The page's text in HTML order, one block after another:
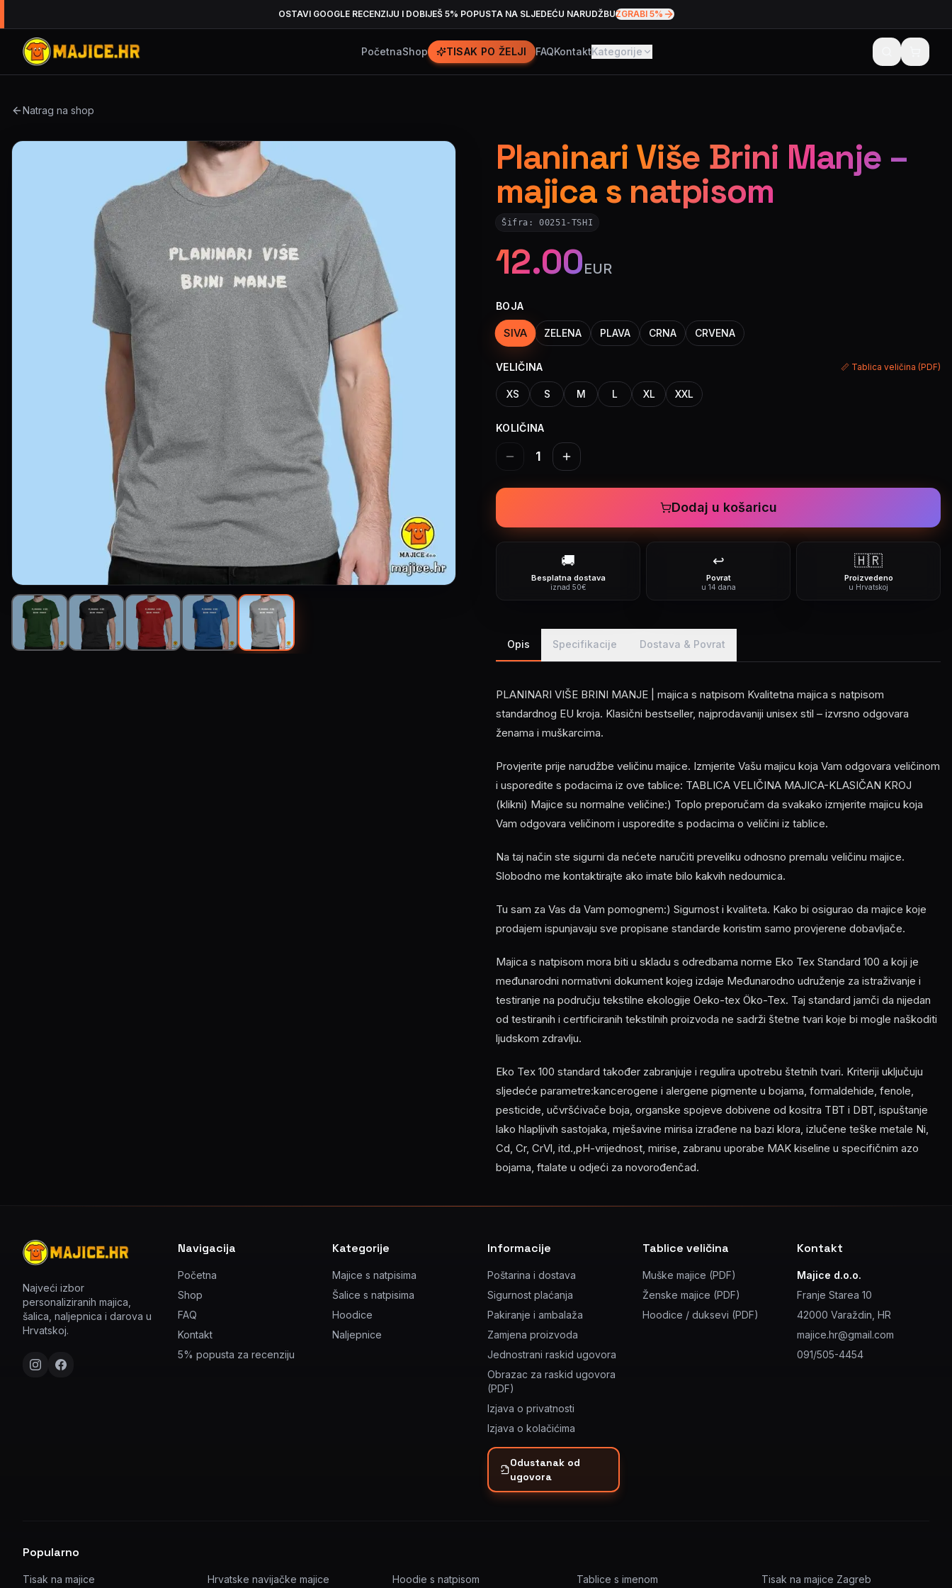
OSTAVI GOOGLE RECENZIJU I DOBIJEŠ 5% POPUSTA NA SLJEDEĆU NARUDŽBUZGRABI 5%
PočetnaShop TISAK PO ŽELJI FAQKontaktKategorije
Natrag na shop
Planinari Više Brini Manje –
majica s natpisom
Šifra:00251-TSHI
12.00EUR
BOJA
SIVA ZELENA PLAVA CRNA CRVENA
VELIČINA 📏 Tablica veličina (PDF)
XS S M L XL XXL
KOLIČINA
1
Dodaj u košaricu
🚚
Besplatna dostava
iznad 50€
↩️
Povrat
u 14 dana
🇭🇷
Proizvedeno
u Hrvatskoj
Opis Specifikacije Dostava & Povrat
PLANINARI VIŠE BRINI MANJE | majica s natpisom Kvalitetna majica s natpisom
standardnog EU kroja. Klasični bestseller, najprodavaniji unisex stil – izvrsno odgovara
ženama i muškarcima.
Provjerite prije narudžbe veličinu majice. Izmjerite Vašu majicu koja Vam odgovara veličinom
i usporedite s podacima iz ove tablice: TABLICA VELIČINA MAJICA-KLASIČAN KROJ
(klikni) Majice su normalne veličine:) Toplo preporučam da svakako izmjerite majicu koja
Vam odgovara veličinom i usporedite s podacima o veličini iz tablice.
Na taj način ste sigurni da nećete naručiti preveliku odnosno premalu veličinu majice.
Slobodno me kontaktirajte ako imate bilo kakvih nedoumica.
Tu sam za Vas da Vam pomognem:) Sigurnost i kvaliteta. Kako bi osigurao da majice koje
prodajem ispunjavaju sve propisane standarde koristim samo provjerene dobavljače.
Majica s natpisom mora biti u skladu s odredbama norme Eko Tex Standard 100 a koji je
međunarodni normativni dokument kojeg izdaje Međunarodno udruženje za istraživanje i
testiranje na području tekstilne ekologije Oeko-tex Öko-Tex. Taj standard jamči da nijedan
od testiranih i certificiranih tekstilnih proizvoda ne sadrži štetne tvari koje bi mogle naškoditi
ljudskom zdravlju.
Eko Tex 100 standard također zabranjuje i regulira upotrebu štetnih tvari. Kriteriji uključuju
sljedeće parametre:kancerogene i alergene pigmente u bojama, formaldehide, fenole,
pesticide, učvršćivače boja, organske spojeve dobivene od kositra TBT i DBT, ispuštanje
lako hlapljivih sastojaka, mješavine mirisa izrađene na bazi klora, izlučene teške metale Ni,
Cd, Cr, CrVl, itd.,pH-vrijednost, mirise, zabranu uporabe MAK kiseline u specifičnim azo
bojama, ftalate u odjeći za novorođenčad.
Najveći izbor
personaliziranih majica,
šalica, naljepnica i darova u
Hrvatskoj.
Navigacija
Početna
Shop
FAQ
Kontakt
5% popusta za recenziju
Kategorije
Majice s natpisima
Šalice s natpisima
Hoodice
Naljepnice
Informacije
Poštarina i dostava
Sigurnost plaćanja
Pakiranje i ambalaža
Zamjena proizvoda
Jednostrani raskid ugovora
Obrazac za raskid ugovora
(PDF)
Izjava o privatnosti
Izjava o kolačićima
Odustanak od
ugovora
Tablice veličina
Muške majice (PDF)
Ženske majice (PDF)
Hoodice / duksevi (PDF)
Kontakt
Majice d.o.o.
Franje Starea 10
42000 Varaždin, HR
majice.hr@gmail.com
091/505-4454
Popularno
Tisak na majice Hrvatske navijačke majice Hoodie s natpisom Tablice s imenom Tisak na majice Zagreb